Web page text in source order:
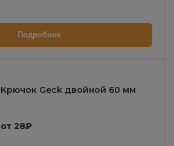
Подробнее
Крючок Geck двойной 60 мм
от 28₽